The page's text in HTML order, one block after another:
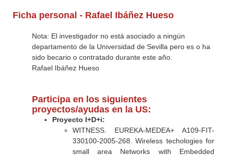
Ficha personal - Rafael Ibáñez Hueso
Nota: El investigador no está asociado a ningún
departamento de la Universidad de Sevilla pero es o ha
sido becario o contratado durante este año.
Rafael Ibáñez Hueso
Participa en los siguientes
proyectos/ayudas en la US:
Proyecto I+D+i:
WITNESS. EUREKA-MEDEA+ A109-FIT-
330100-2005-268. Wireless techologies for
small area Networks with Embedded